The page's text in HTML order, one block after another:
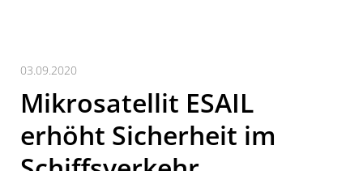
03.09.2020
Mikrosatellit ESAIL
erhöht Sicherheit im